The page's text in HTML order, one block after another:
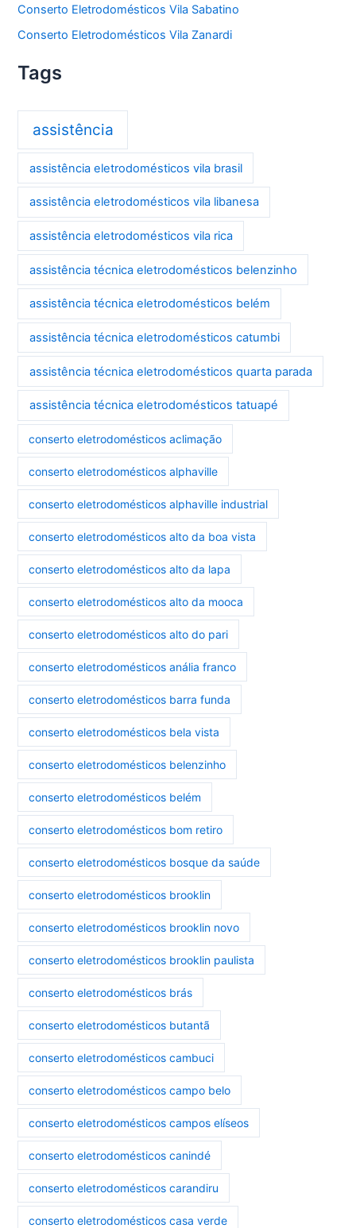
Conserto Eletrodomésticos Vila Sabatino
Conserto Eletrodomésticos Vila Zanardi
Tags
assistência
assistência eletrodomésticos vila brasil
assistência eletrodomésticos vila libanesa
assistência eletrodomésticos vila rica
assistência técnica eletrodomésticos belenzinho
assistência técnica eletrodomésticos belém
assistência técnica eletrodomésticos catumbi
assistência técnica eletrodomésticos quarta parada
assistência técnica eletrodomésticos tatuapé
conserto eletrodomésticos aclimação
conserto eletrodomésticos alphaville
conserto eletrodomésticos alphaville industrial
conserto eletrodomésticos alto da boa vista
conserto eletrodomésticos alto da lapa
conserto eletrodomésticos alto da mooca
conserto eletrodomésticos alto do pari
conserto eletrodomésticos anália franco
conserto eletrodomésticos barra funda
conserto eletrodomésticos bela vista
conserto eletrodomésticos belenzinho
conserto eletrodomésticos belém
conserto eletrodomésticos bom retiro
conserto eletrodomésticos bosque da saúde
conserto eletrodomésticos brooklin
conserto eletrodomésticos brooklin novo
conserto eletrodomésticos brooklin paulista
conserto eletrodomésticos brás
conserto eletrodomésticos butantã
conserto eletrodomésticos cambuci
conserto eletrodomésticos campo belo
conserto eletrodomésticos campos elíseos
conserto eletrodomésticos canindé
conserto eletrodomésticos carandiru
conserto eletrodomésticos casa verde